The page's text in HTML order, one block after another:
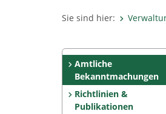
Sie sind hier:
Amtliche
Bekanntmachungen
Richtlinien &
Publikationen